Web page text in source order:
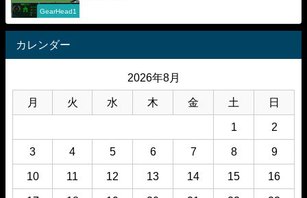
GearHead1
カレンダー
2026年8月
月 火 水 木 金 土 日
1 2
3 4 5 6 7 8 9
10 11 12 13 14 15 16